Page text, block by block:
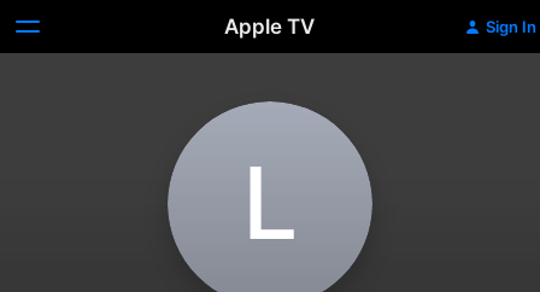
Apple TV Sign In
L